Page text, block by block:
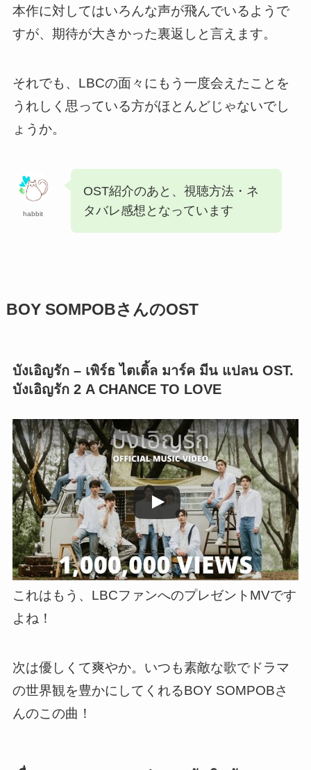
本作に対してはいろんな声が飛んでいるようで
すが、期待が大きかった裏返しと言えます。
それでも、 LBCの面々にもう一度会えたことを
うれしく思っている方がほとんどじゃないでし
ょうか。
habbit
OST紹介のあと、視聴方法・ネ
タバレ感想となっています
BOY SOMPOBさんのOST
บังเอิญรัก – เพิร์ธ ไตเติ้ล มาร์ค มีน แปลน OST.
บังเอิญรัก 2 A CHANCE TO LOVE
この動画を YouTube で視聴
これはもう、LBCファンへのプレゼントMVです
よね！
次は優しくて爽やか。いつも素敵な歌でドラマ
の世界観を豊かにしてくれるBOY SOMPOBさ
んのこの曲！